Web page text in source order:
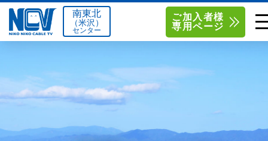
南東北センター（福島）
函館センター 0138-34-2525
単品料金
お得なセットプラン
南東北センター(福島)
南東北
（米沢）
センター
ご加入者様
専用ページ